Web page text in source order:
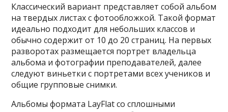
Классический вариант представляет собой альбом
на твердых листах с фотообложкой. Такой формат
идеально подходит для небольших классов и
обычно содержит от 10 до 20 страниц. На первых
разворотах размещается портрет владельца
альбома и фотографии преподавателей, далее
следуют виньетки с портретами всех учеников и
общие групповые снимки.
Альбомы формата LayFlat со сплошными